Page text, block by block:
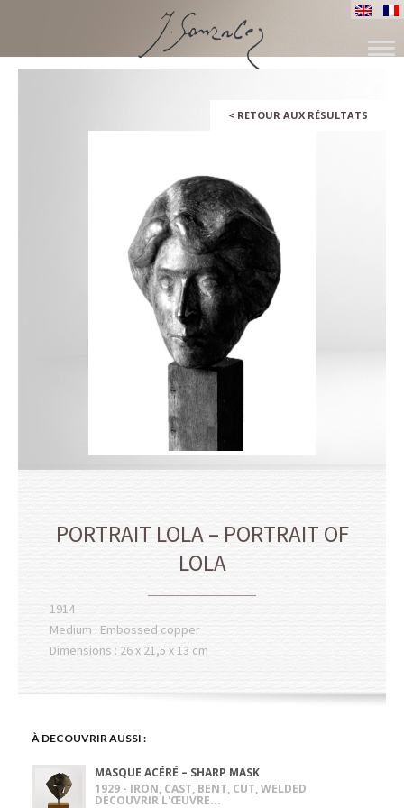
SKIP
< RETOUR AUX RÉSULTATS
PORTRAIT LOLA – PORTRAIT OF
LOLA
1914
Medium : Embossed copper
Dimensions : 26 x 21,5 x 13 cm
À DECOUVRIR AUSSI :
MASQUE ACÉRÉ – SHARP MASK
1929 - IRON, CAST, BENT, CUT, WELDED
DÉCOUVRIR L'ŒUVRE...